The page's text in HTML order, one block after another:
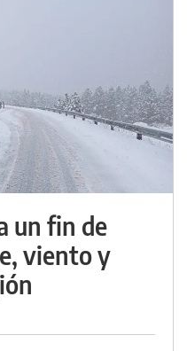
un fin de
viento y